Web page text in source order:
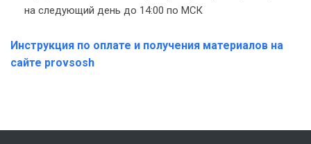
на следующий день до 14:00 по МСК
Инструкция по оплате и получения материалов на
сайте provsosh